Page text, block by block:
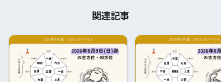
関連記事